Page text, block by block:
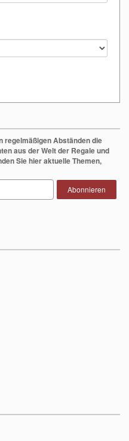
regelmäßigen Abständen die
aus der Welt der Regale und
Sie hier aktuelle Themen,
Abonnieren